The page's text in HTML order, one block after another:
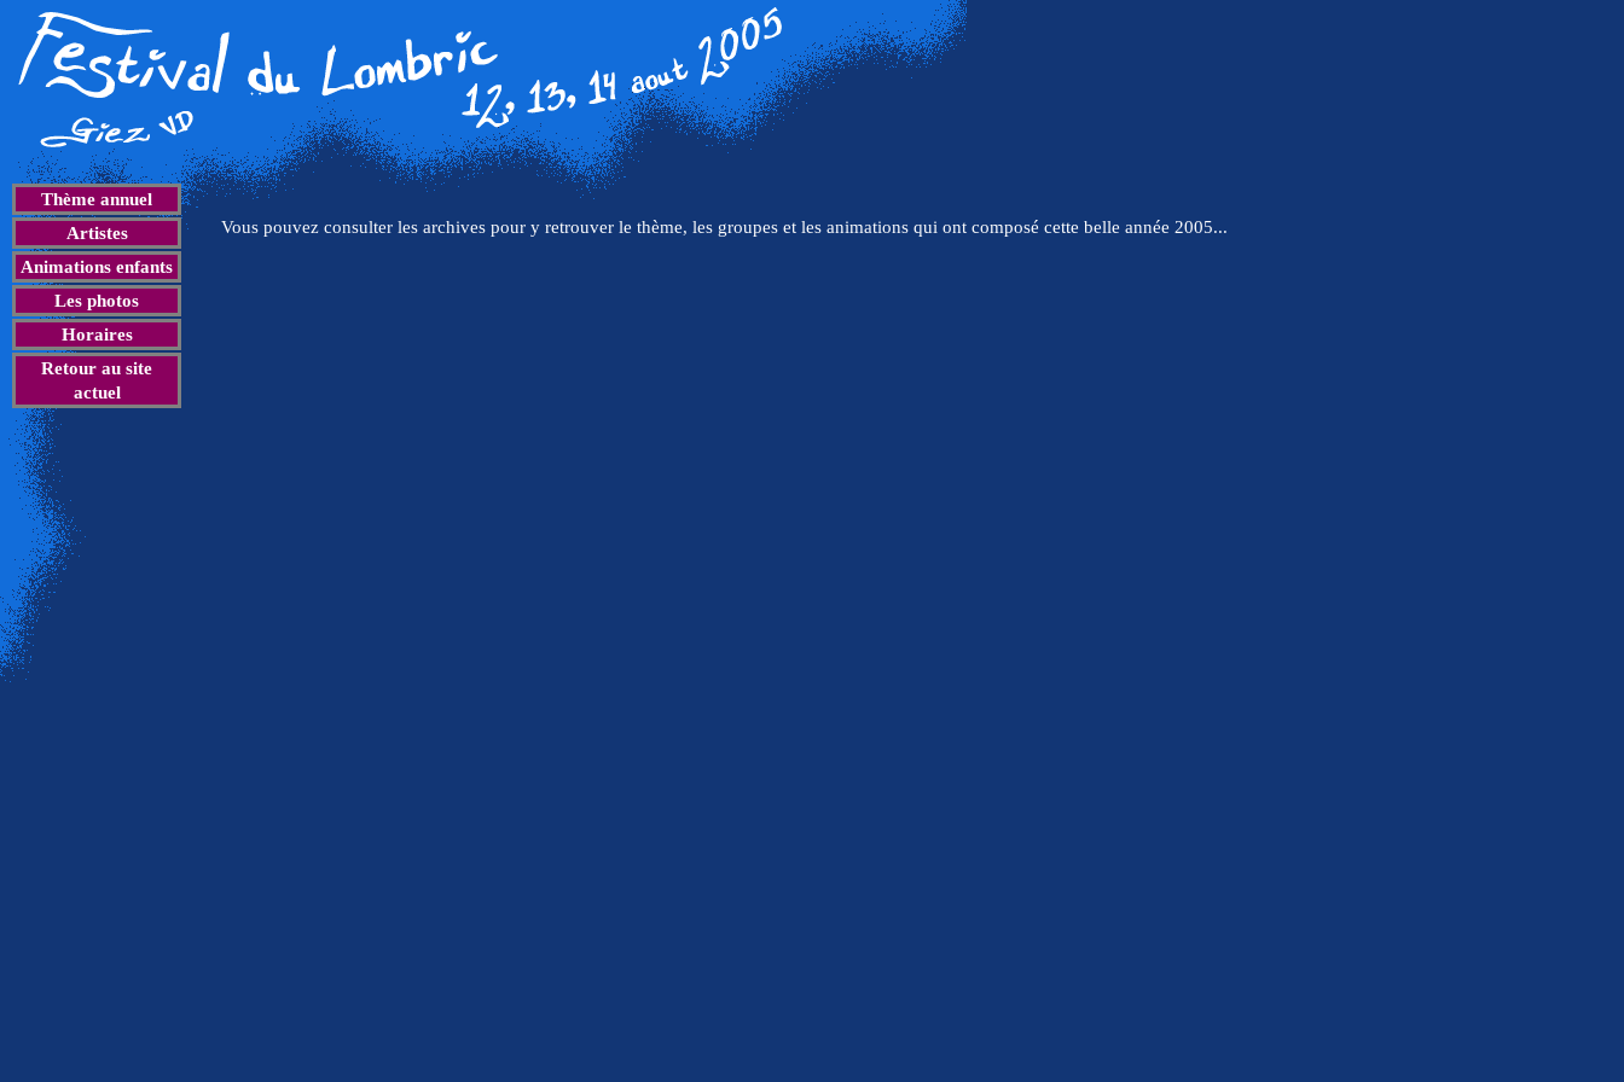
Archive du Festival 2005
12, 13 et 14 août 2005
Vous pouvez consulter les archives pour y retrouver le thème, les groupes et les animations qui ont composé cette belle année 2005...
Thème annuel
Artistes
Animations enfants
Les photos
Horaires
Retour au site
actuel